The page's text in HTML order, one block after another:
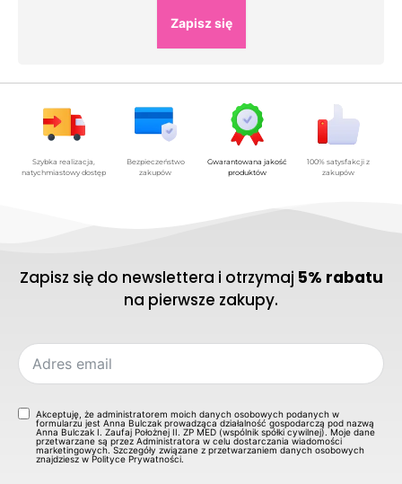
Zapisz się
Szybka realizacja,
natychmiastowy dostęp
Bezpieczeństwo
zakupów
Gwarantowana jakość
produktów
100% satysfakcji z
zakupów
Zapisz się do newslettera i otrzymaj 5% rabatu
na pierwsze zakupy.
Akceptuję, że administratorem moich danych osobowych podanych w
formularzu jest Anna Bulczak prowadząca działalność gospodarczą pod nazwą
Anna Bulczak I. Zaufaj Położnej II. ZP MED (wspólnik spółki cywilnej). Moje dane
przetwarzane są przez Administratora w celu dostarczania wiadomości
marketingowych. Szczegóły związane z przetwarzaniem danych osobowych
znajdziesz w Polityce Prywatności.